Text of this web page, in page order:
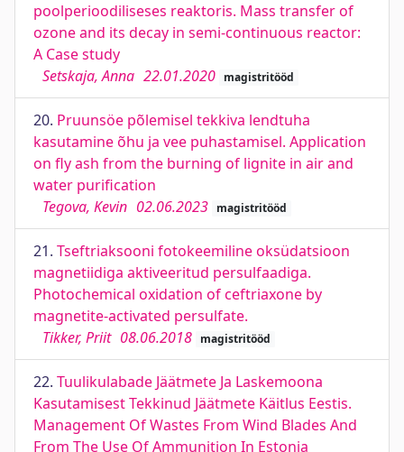
poolperioodiliseses reaktoris. Mass transfer of
ozone and its decay in semi-continuous reactor:
A Case study
Setskaja, Anna 22.01.2020 magistritööd
20. Pruunsöe põlemisel tekkiva lendtuha
kasutamine õhu ja vee puhastamisel. Application
on fly ash from the burning of lignite in air and
water purification
Tegova, Kevin 02.06.2023 magistritööd
21. Tseftriaksooni fotokeemiline oksüdatsioon
magnetiidiga aktiveeritud persulfaadiga.
Photochemical oxidation of ceftriaxone by
magnetite-activated persulfate.
Tikker, Priit 08.06.2018 magistritööd
22. Tuulikulabade Jäätmete Ja Laskemoona
Kasutamisest Tekkinud Jäätmete Käitlus Eestis.
Management Of Wastes From Wind Blades And
From The Use Of Ammunition In Estonia